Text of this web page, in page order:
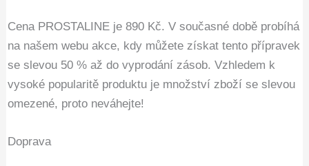
Cena PROSTALINE je 890 Kč. V současné době probíhá
na našem webu akce, kdy můžete získat tento přípravek
se slevou 50 % až do vyprodání zásob. Vzhledem k
vysoké popularitě produktu je množství zboží se slevou
omezené, proto neváhejte!
Doprava